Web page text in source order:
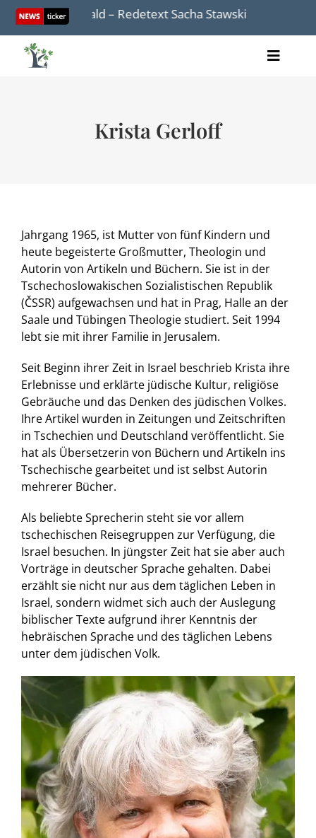
Skip
content
in Buchenwald – Redetext Sacha Stawski
Toggle
Spenden
Krista Gerloff
Jahrgang 1965, ist Mutter von fünf Kindern und
heute begeisterte Großmutter, Theologin und
Autorin von Artikeln und Büchern. Sie ist in der
Tschechoslowakischen Sozialistischen Republik
(ČSSR) aufgewachsen und hat in Prag, Halle an der
Saale und Tübingen Theologie studiert. Seit 1994
lebt sie mit ihrer Familie in Jerusalem.
Seit Beginn ihrer Zeit in Israel beschrieb Krista ihre
Erlebnisse und erklärte jüdische Kultur, religiöse
Gebräuche und das Denken des jüdischen Volkes.
Ihre Artikel wurden in Zeitungen und Zeitschriften
in Tschechien und Deutschland veröffentlicht. Sie
hat als Übersetzerin von Büchern und Artikeln ins
Tschechische gearbeitet und ist selbst Autorin
mehrerer Bücher.
Als beliebte Sprecherin steht sie vor allem
tschechischen Reisegruppen zur Verfügung, die
Israel besuchen. In jüngster Zeit hat sie aber auch
Vorträge in deutscher Sprache gehalten. Dabei
erzählt sie nicht nur aus dem täglichen Leben in
Israel, sondern widmet sich auch der Auslegung
biblischer Texte aufgrund ihrer Kenntnis der
hebräischen Sprache und des täglichen Lebens
unter dem jüdischen Volk.